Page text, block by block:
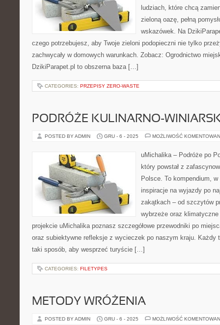
ludziach, które chcą
zieloną oazę, pełną
wskazówek. Na
czego potrzebujesz, aby Twoje zieloni podopieczni nie tylko
zachwycały w domowych warunkach. Zobacz: Ogrodnictwo
DzikiParapet.pl to obszerna baza […]
CATEGORIES: PRZEPISY ZERO-WASTE
PODRÓŻE KULINARNO-
POSTED BY ADMIN GRU - 6 - 2025 MOŻLIWOŚĆ
uMichalika – Podróże po
który powstał z
Polsce. To kompendium,
inspiracje na wyjazdy po
zakątkach – od szczytów
wybrzeże oraz
projekcie uMichalika poznasz szczegółowe przewodniki po
oraz subiektywne refleksje z wycieczek po naszym kraju. Każdy
taki sposób, aby wesprzeć turyście […]
CATEGORIES: FILETYPES
METODY WRÓŻENIA
POSTED BY ADMIN GRU - 6 - 2025 MOŻLIWOŚĆ